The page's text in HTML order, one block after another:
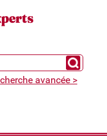
Chercher
avancée >